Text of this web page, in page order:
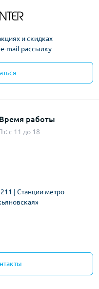
и скидках
mail рассылку
Время работы
c 11 до 18
| Станции метро